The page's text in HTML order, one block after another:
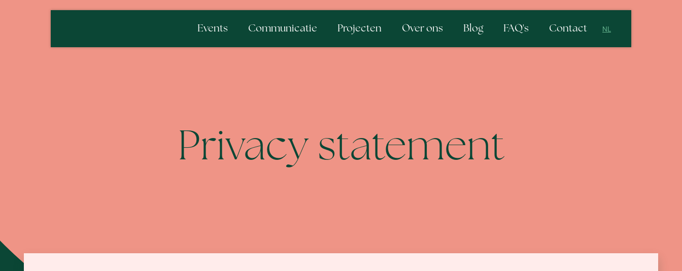
Events Communicatie Projecten Over ons Blog FAQ's Contact
NL
NL
Privacy statement